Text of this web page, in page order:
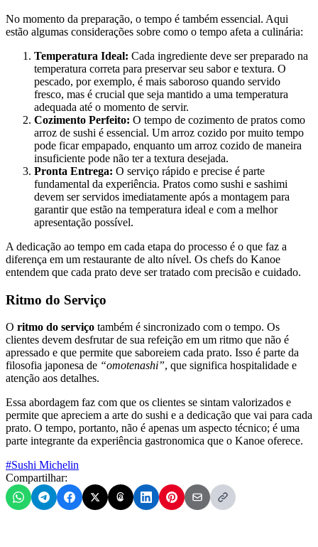
No momento da preparação, o tempo é também essencial. Aqui
estão algumas considerações sobre como o tempo afeta a culinária:
Temperatura Ideal: Cada ingrediente deve ser preparado na
temperatura correta para preservar seu sabor e textura. O
pescado, por exemplo, é mais saboroso quando servido
fresco, mas é crucial que seja mantido a uma temperatura
adequada até o momento de servir.
Cozimento Perfeito: O tempo de cozimento de pratos como
arroz de sushi é essencial. Um arroz cozido por muito tempo
pode ficar empapado, enquanto um arroz cozido de maneira
insuficiente pode não ter a textura desejada.
Pronta Entrega: O serviço rápido e precise é parte
fundamental da experiência. Pratos como sushi e sashimi
devem ser servidos imediatamente após a montagem para
garantir que estão na temperatura ideal e com a melhor
apresentação possível.
A dedicação ao tempo em cada etapa do processo é o que faz a
diferença em um restaurante de alto nível. Os chefs do Kanoe
entendem que cada prato deve ser tratado com precisão e cuidado.
Ritmo do Serviço
O ritmo do serviço também é sincronizado com o tempo. Os
clientes devem desfrutar de sua refeição em um ritmo que não é
apressado e que permite que saboreiem cada prato. Isso é parte da
filosofia japonesa de “omotenashi”, que significa hospitalidade e
atenção aos detalhes.
Essa abordagem faz com que os clientes se sintam valorizados e
permite que apreciem a arte do sushi e a dedicação que vai para cada
prato. O tempo, portanto, não é apenas um aspecto técnico; é uma
parte integrante da experiência gastronomica que o Kanoe oferece.
#Sushi Michelin
Compartilhar: